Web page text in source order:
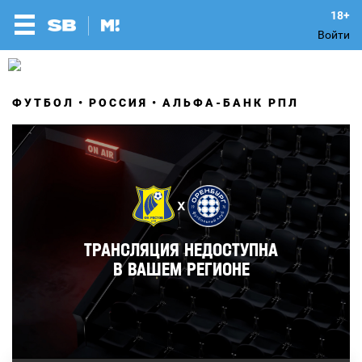
Войти
ФУТБОЛ РОССИЯ АЛЬФА-БАНК РПЛ